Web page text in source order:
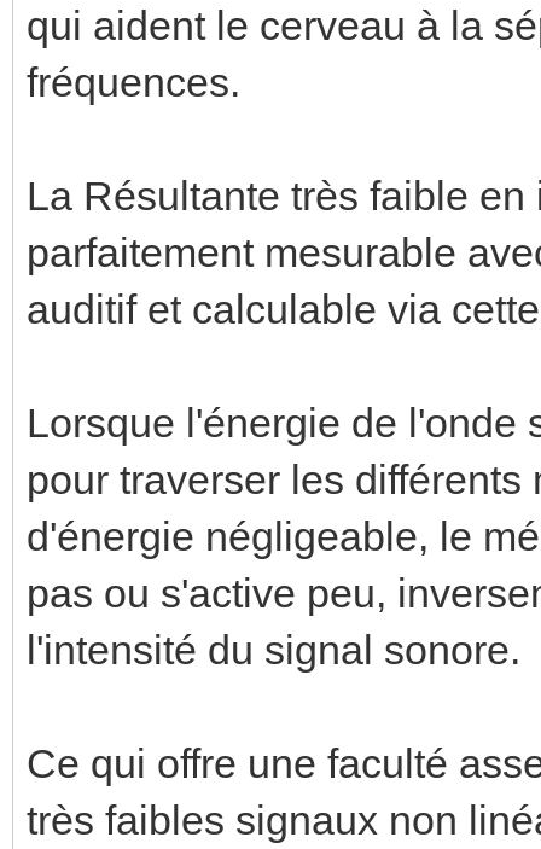
qui aident le cerveau à la
fréquences.
La Résultante très faible
parfaitement mesurable
auditif et calculable via
Lorsque l'énergie de l'onde
pour traverser les
d'énergie négligeable, le
pas ou s'active peu,
l'intensité du signal sonore.
Ce qui offre une faculté
très faibles signaux non